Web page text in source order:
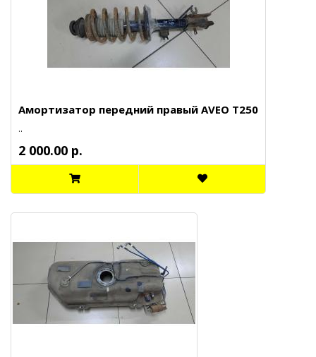
Амортизатор передний правый AVEO T250
..
2 000.00 р.